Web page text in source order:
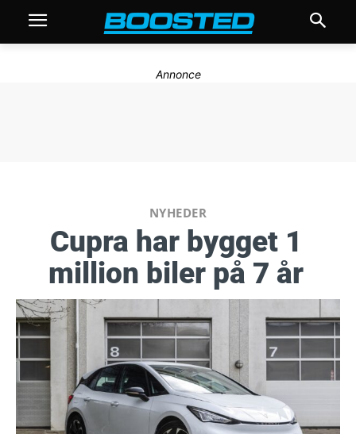
Annonce
NYHEDER
Cupra har bygget 1
million biler på 7 år